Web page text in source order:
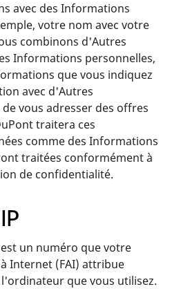
avec des Informations
votre nom avec votre
combinons d'Autres
Informations personnelles,
que vous indiquez
avec d'Autres
vous adresser des offres
traitera ces
comme des Informations
traitées conformément à
de confidentialité.
un numéro que votre
Internet (FAI) attribue
que vous utilisez.